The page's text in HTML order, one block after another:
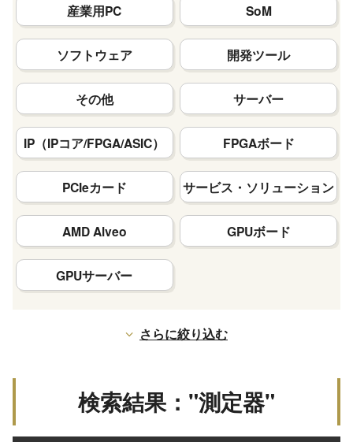
産業用PC SoM
ソフトウェア 開発ツール
その他 サーバー
IP（IPコア/FPGA/ASIC） FPGAボード
PCIeカード サービス・ソリューション
AMD Alveo GPUボード
GPUサーバー
さらに絞り込む
検索結果："測定器"